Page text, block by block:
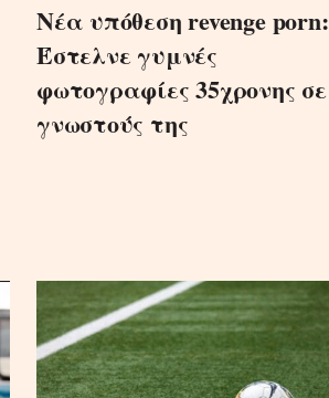
Nέα υπόθεση revenge porn:
Έστελνε γυμνές
φωτογραφίες 35χρονης σε
γνωστούς της